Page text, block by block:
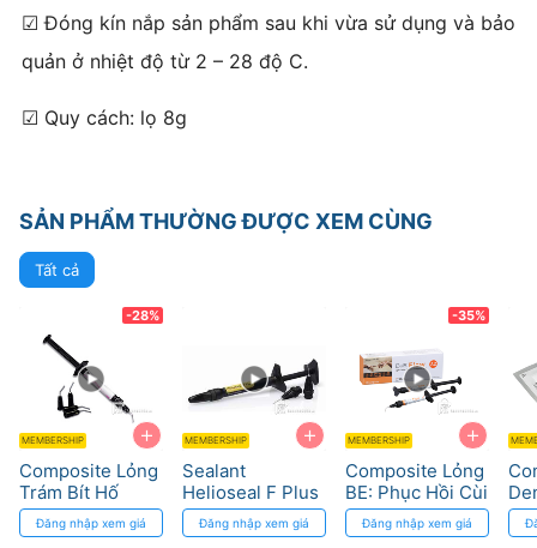
☑ Đóng kín nắp sản phẩm sau khi vừa sử dụng và bảo
quản ở nhiệt độ từ 2 – 28 độ C.
☑ Quy cách: lọ 8g
SẢN PHẨM THƯỜNG ĐƯỢC XEM CÙNG
Tất cả
+
-28%
MEMBERSHIP
Composite Lỏng
Trám Bít Hố
Rãnh Clinpro
Sealant 3M
Đăng nhập xem giá
+
MEMBERSHIP
Sealant
Helioseal F Plus
Ivoclar - Trám
Bít Hố Rãnh Hiệu
Đăng nhập xem giá
+
-35%
MEMBERSHIP
Composite Lỏng
BE: Phục Hồi Cùi
Răng với Độ Bền
Cao
Đăng nhập xem giá